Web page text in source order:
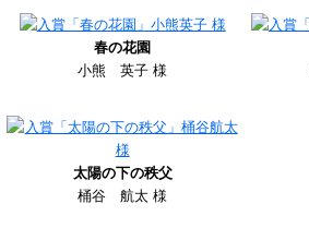
春の花園
小熊 英子 様
太陽の下の秩父
桶谷 航太 様